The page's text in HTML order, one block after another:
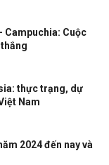
Campuchia: Cuộc
thực trạng, dự
Nam
2024 đến nay và